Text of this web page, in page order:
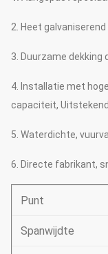
2. Heet
3. Duurzame dekking
4. Installatie met
capaciteit,
5. Waterdichte,
6. Directe fabrikant,
Punt
Spanwijdte